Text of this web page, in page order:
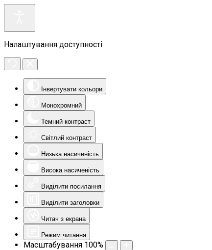
Налаштування доступності
Інвертувати кольори
Монохромний
Темний контраст
Світлий контраст
Низька насиченість
Висока насиченість
Виділити посилання
Виділити заголовки
Читач з екрана
Режим читання
Масштабування 100%